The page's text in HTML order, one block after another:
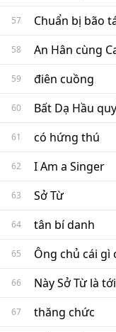
57 Chuẩn bị bão
58 An Hân cùng
59 điên cuồng
60 Bất Dạ Hầu
61 có hứng thú
62 I Am a Singer
63 Sở Từ
64 tân bí danh
65 Ông chủ cái gì
66 Này Sở Từ là
67 thăng chức